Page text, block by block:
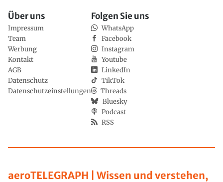
aeroTELEGRAPH | Wissen und verstehen,
Über uns
Impressum
Team
Werbung
Kontakt
AGB
Datenschutz
Datenschutzeinstellungen
Folgen Sie uns
WhatsApp
Facebook
Instagram
Youtube
LinkedIn
TikTok
Threads
Bluesky
Podcast
RSS